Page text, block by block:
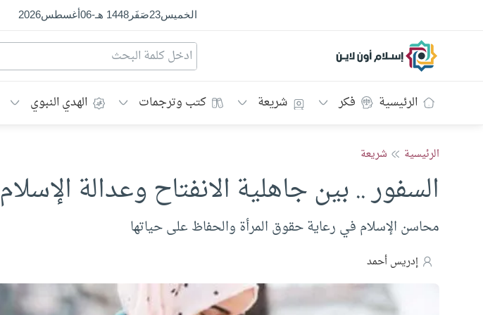
الخميس23صَفَر1448 هـ -
06أغسطس2026
إسلام أون لاين
الرئيسية فكر شريعة كتب وترجمات الهدي النبوي
الرئيسية شريعة
السفور .. بين جاهلية الانفتاح وعدالة الإسلام
محاسن الإسلام في رعاية حقوق المرأة والحفاظ على حياتها
إدريس أحمد